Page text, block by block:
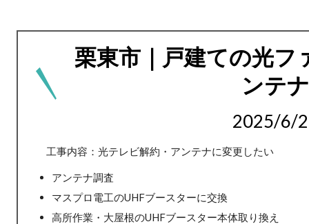
栗東市｜戸建ての光フ
ンテナ
2025/6/
工事内容：光テレビ解約・アンテナに変更したい
アンテナ調査
マスプロ電工のUHFブースターに交換
高所作業・大屋根のUHFブースター本体取り換え